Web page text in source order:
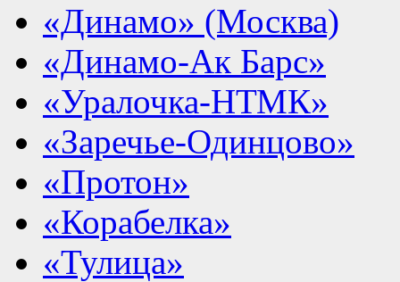
«Динамо» (Москва)
«Динамо-Ак Барс»
«Уралочка-НТМК»
«Заречье-Одинцово»
«Протон»
«Корабелка»
«Тулица»